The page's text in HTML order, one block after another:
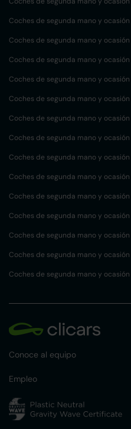
Coches de segunda mano y ocasión
Coches de segunda mano y ocasión
Coches de segunda mano y ocasión
Coches de segunda mano y ocasión
Coches de segunda mano y ocasión
Coches de segunda mano y ocasión
Coches de segunda mano y ocasión
Coches de segunda mano y ocasión
Coches de segunda mano y ocasión
Coches de segunda mano y ocasión
Coches de segunda mano y ocasión
Coches de segunda mano y ocasión
Coches de segunda mano y ocasión
Coches de segunda mano y ocasión
Conoce al equipo
Empleo